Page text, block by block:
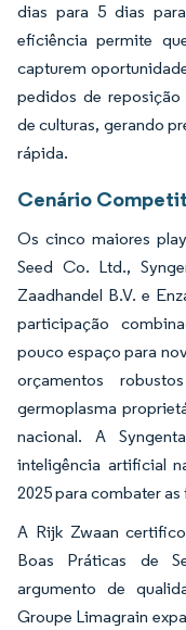
dias para 5 dias
eficiência permite
capturem
pedidos de reposição
de culturas, gerando
rápida.
Cenário
Os cinco maiores
Seed Co. Ltd.,
Zaadhandel B.V. e
participação
pouco espaço para
orçamentos
germoplasma
nacional. A
inteligência artificial
2025 para combater
A Rijk Zwaan
Boas Práticas de
argumento de
Groupe Limagrain